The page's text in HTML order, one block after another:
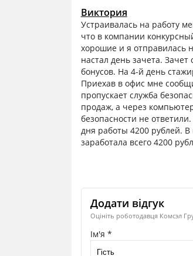
Виктория
Устраивалась на работу
что в компании
хорошие и я отправилась
настал день зачета.
бонусов. На 4-й день
Приехав в офис мне
пропускает служба
продаж, а через
безопасности не
дня работы 4200 рублей. В
заработала всего 4200
Додати відгук
Оцініть роботодавця Комсэл
Ім'я *